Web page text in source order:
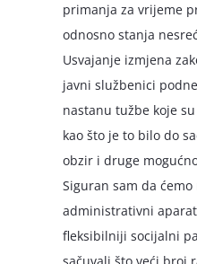
primanja za vrijeme
odnosno stanja
Usvajanje izmjena
javni službenici
nastanu tužbe koje
kao što je to bilo do
obzir i druge
Siguran sam da
administrativni
fleksibilniji socijalni